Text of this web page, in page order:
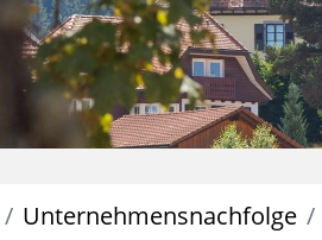
Unternehmensnachfolge